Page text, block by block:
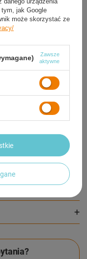
Szyta
tym, jak Google
może skorzystać ze
Zawsze
aktywne